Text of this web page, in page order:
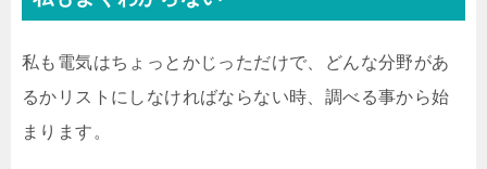
私も電気はちょっとかじっただけで、どんな分野があ
るかリストにしなければならない時、調べる事から始
まります。